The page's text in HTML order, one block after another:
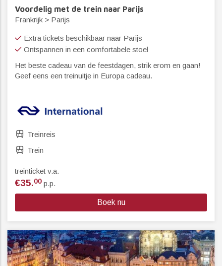
Voordelig met de trein naar Parijs
Frankrijk > Parijs
Extra tickets beschikbaar naar Parijs
Ontspannen in een comfortabele stoel
Het beste cadeau van de feestdagen, strik erom en gaan!
Geef eens een treinuitje in Europa cadeau.
Treinreis
Trein
treinticket v.a.
€35.00 p.p.
Boek nu